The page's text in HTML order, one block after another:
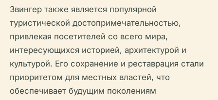
Звингер также является популярной
туристической достопримечательностью,
привлекая посетителей со всего мира,
интересующихся историей, архитектурой и
культурой. Его сохранение и реставрация стали
приоритетом для местных властей, что
обеспечивает будущим поколениям